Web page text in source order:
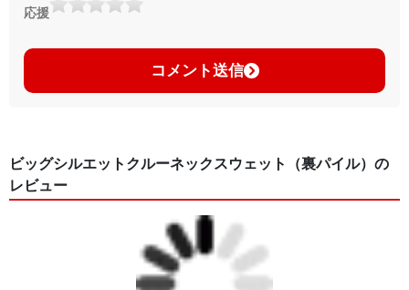
応援
コメント送信
ビッグシルエットクルーネックスウェット（裏パイル）の
レビュー